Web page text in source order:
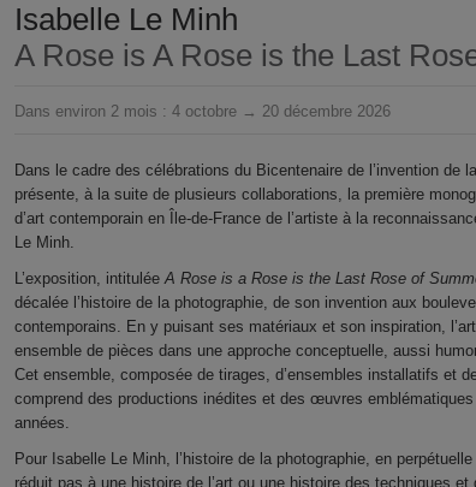
Isabelle Le Minh
A Rose is A Rose is the Last
Dans environ 2 mois : 4 octobre → 20 décembre 2026
Dans le cadre des célébrations du Bicentenaire de l’invention de
présente, à la suite de plusieurs collaborations, la première
d’art contemporain en Île-de-France de l’artiste à la
Le Minh.
L’exposition, intituléeA Rose is a Rose is the Last Rose of
décalée l’histoire de la photographie, de son invention aux
contemporains. En y puisant ses matériaux et son inspiration,
ensemble de pièces dans une approche conceptuelle, aussi
Cet ensemble, composée de tirages, d’ensembles installatifs et
comprend des productions inédites et des œuvres
années.
Pour Isabelle Le Minh, l’histoire de la photographie, en
réduit pas à une histoire de l’art ou une histoire des techniques